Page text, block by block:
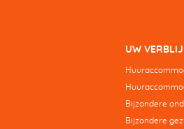
UW
Bijzondere
Bijzondere